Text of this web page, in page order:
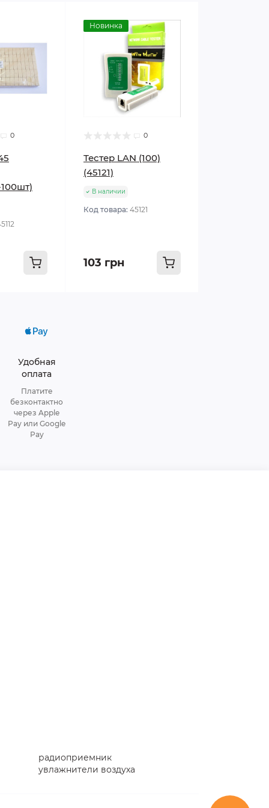
0
Новинка
0
Тестер LAN (100)
(45121)
В наличии
Код товара: 45121
103 грн
Удобная
оплата
Платите
безконтактно
через Apple
Pay или Google
Pay
радиоприемник
увлажнители воздуха